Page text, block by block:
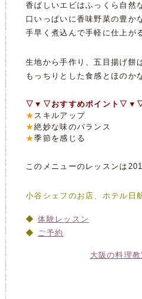
香ばしいエビはふっくら自然
口いっぱいに香味野菜の豊か
手早く煮込んで手軽に仕上が
生地から手作り、五目揚げ餅
もっちりとした食感とほのか
▽▼▽おすすめポイント
★ スキルアップ
★絶妙な味のバランス
★季節を感じる
このメニューのレッスンは
小谷シェフのお店、ホテル日
体験レッスン
ご予約
大阪の料理